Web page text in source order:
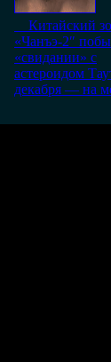
Китайский
«Чанъэ-2″
«свидании» с
астероидом
декабря — на